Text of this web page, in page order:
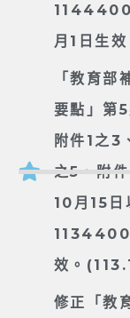
月1日生
「教育
要點」第
附件1之3
之5、附
10月15日
效。
修正「教